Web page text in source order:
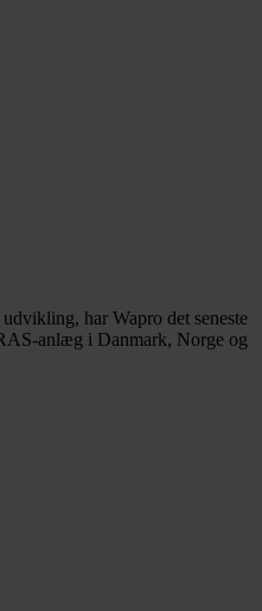
har Wapro det seneste
anlæg i Danmark, Norge og